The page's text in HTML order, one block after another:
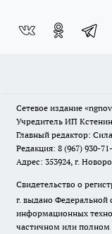
Сетевое издание
Учредитель ИП
Главный редактор:
Редакция: 8 (967) 930-
Адрес: 353924, г.
Свидетельство о
г. выдано Федеральной
информационных
частичном или полном